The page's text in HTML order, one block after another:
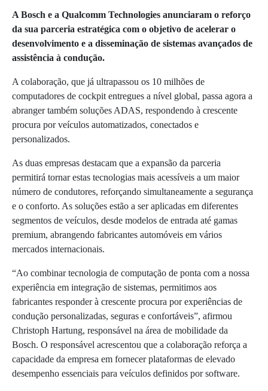
A Bosch e a Qualcomm Technologies anunciaram o reforço
da sua parceria estratégica com o objetivo de acelerar o
desenvolvimento e a disseminação de sistemas avançados de
assistência à condução.
A colaboração, que já ultrapassou os 10 milhões de
computadores de cockpit entregues a nível global, passa agora a
abranger também soluções ADAS, respondendo à crescente
procura por veículos automatizados, conectados e
personalizados.
As duas empresas destacam que a expansão da parceria
permitirá tornar estas tecnologias mais acessíveis a um maior
número de condutores, reforçando simultaneamente a segurança
e o conforto. As soluções estão a ser aplicadas em diferentes
segmentos de veículos, desde modelos de entrada até gamas
premium, abrangendo fabricantes automóveis em vários
mercados internacionais.
“Ao combinar tecnologia de computação de ponta com a nossa
experiência em integração de sistemas, permitimos aos
fabricantes responder à crescente procura por experiências de
condução personalizadas, seguras e confortáveis”, afirmou
Christoph Hartung, responsável na área de mobilidade da
Bosch. O responsável acrescentou que a colaboração reforça a
capacidade da empresa em fornecer plataformas de elevado
desempenho essenciais para veículos definidos por software.